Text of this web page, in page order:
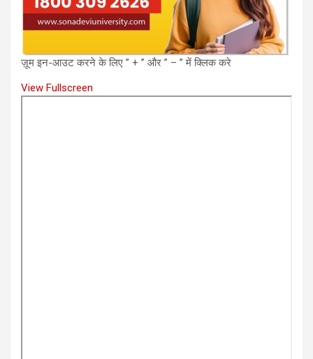
ज़ूम इन-आउट करने के लिए ” + ” और ” – ” में क्लिक करे
View Fullscreen